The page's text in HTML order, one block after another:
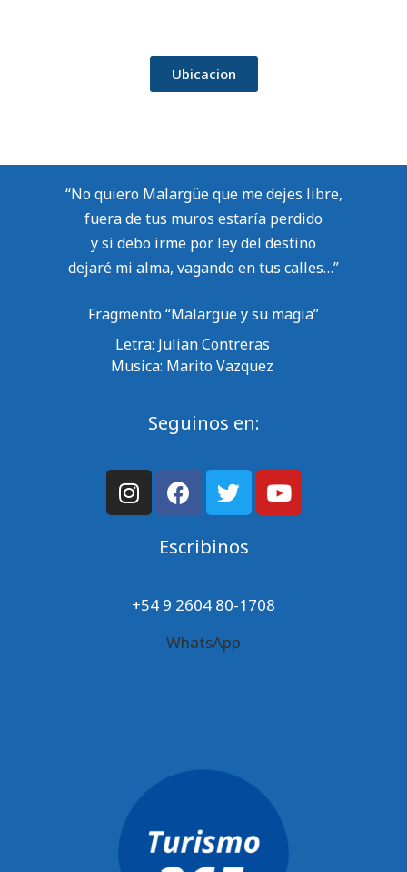
Ubicacion
“No quiero Malargüe que me dejes libre,
fuera de tus muros estaría perdido
y si debo irme por ley del destino
dejaré mi alma, vagando en tus calles…”
Fragmento “Malargüe y su magia”
Letra: Julian Contreras
Musica: Marito Vazquez
Seguinos en:
Escribinos
+54 9 2604 80-1708
WhatsApp